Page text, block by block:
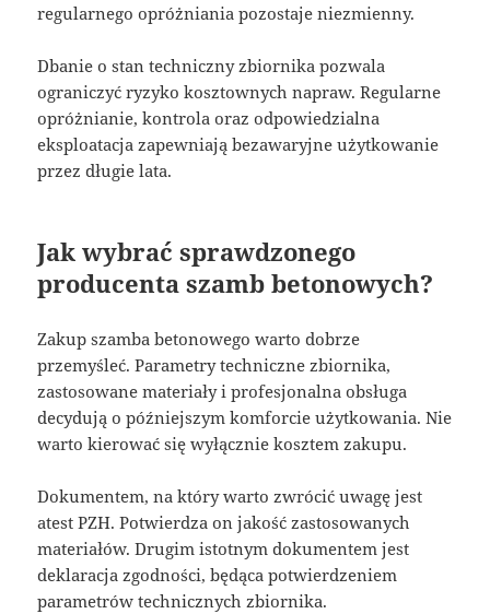
regularnego opróżniania pozostaje niezmienny.
Dbanie o stan techniczny zbiornika pozwala
ograniczyć ryzyko kosztownych napraw. Regularne
opróżnianie, kontrola oraz odpowiedzialna
eksploatacja zapewniają bezawaryjne użytkowanie
przez długie lata.
Jak wybrać sprawdzonego
producenta szamb betonowych?
Zakup szamba betonowego warto dobrze
przemyśleć. Parametry techniczne zbiornika,
zastosowane materiały i profesjonalna obsługa
decydują o późniejszym komforcie użytkowania. Nie
warto kierować się wyłącznie kosztem zakupu.
Dokumentem, na który warto zwrócić uwagę jest
atest PZH. Potwierdza on jakość zastosowanych
materiałów. Drugim istotnym dokumentem jest
deklaracja zgodności, będąca potwierdzeniem
parametrów technicznych zbiornika.